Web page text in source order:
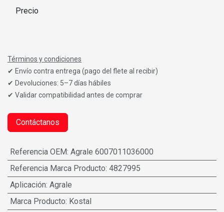
Precio
Términos y condiciones
✔ Envío contra entrega (pago del flete al recibir)
✔ Devoluciones: 5–7 días hábiles
✔ Validar compatibilidad antes de comprar
Contáctanos
Referencia OEM: Agrale 6007011036000
Referencia Marca Producto: 4827995
Aplicación: Agrale
Marca Producto: Kostal